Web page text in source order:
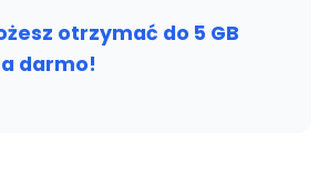
otrzymać do 5 GB
darmo!